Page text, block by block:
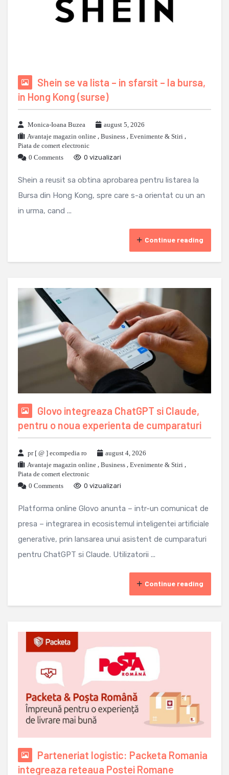
Shein se va lista – in sfarsit – la bursa,
in Hong Kong (surse)
Monica-Ioana Buzea
august 5, 2026
Avantaje magazin online , Business , Evenimente & Stiri ,
Piata de comert electronic
0 Comments
0 vizualizari
Shein a reusit sa obtina aprobarea pentru listarea la
Bursa din Hong Kong, spre care s-a orientat cu un an
in urma, cand ...
Continue reading
Glovo integreaza ChatGPT si Claude,
pentru o noua experienta de cumparaturi
pr [ @ ] ecompedia ro
august 4, 2026
Avantaje magazin online , Business , Evenimente & Stiri ,
Piata de comert electronic
0 Comments
0 vizualizari
Platforma online Glovo anunta – intr-un comunicat de
presa – integrarea in ecosistemul inteligentei artificiale
generative, prin lansarea unui asistent de cumparaturi
pentru ChatGPT si Claude. Utilizatorii ...
Continue reading
Parteneriat logistic: Packeta Romania
integreaza reteaua Postei Romane